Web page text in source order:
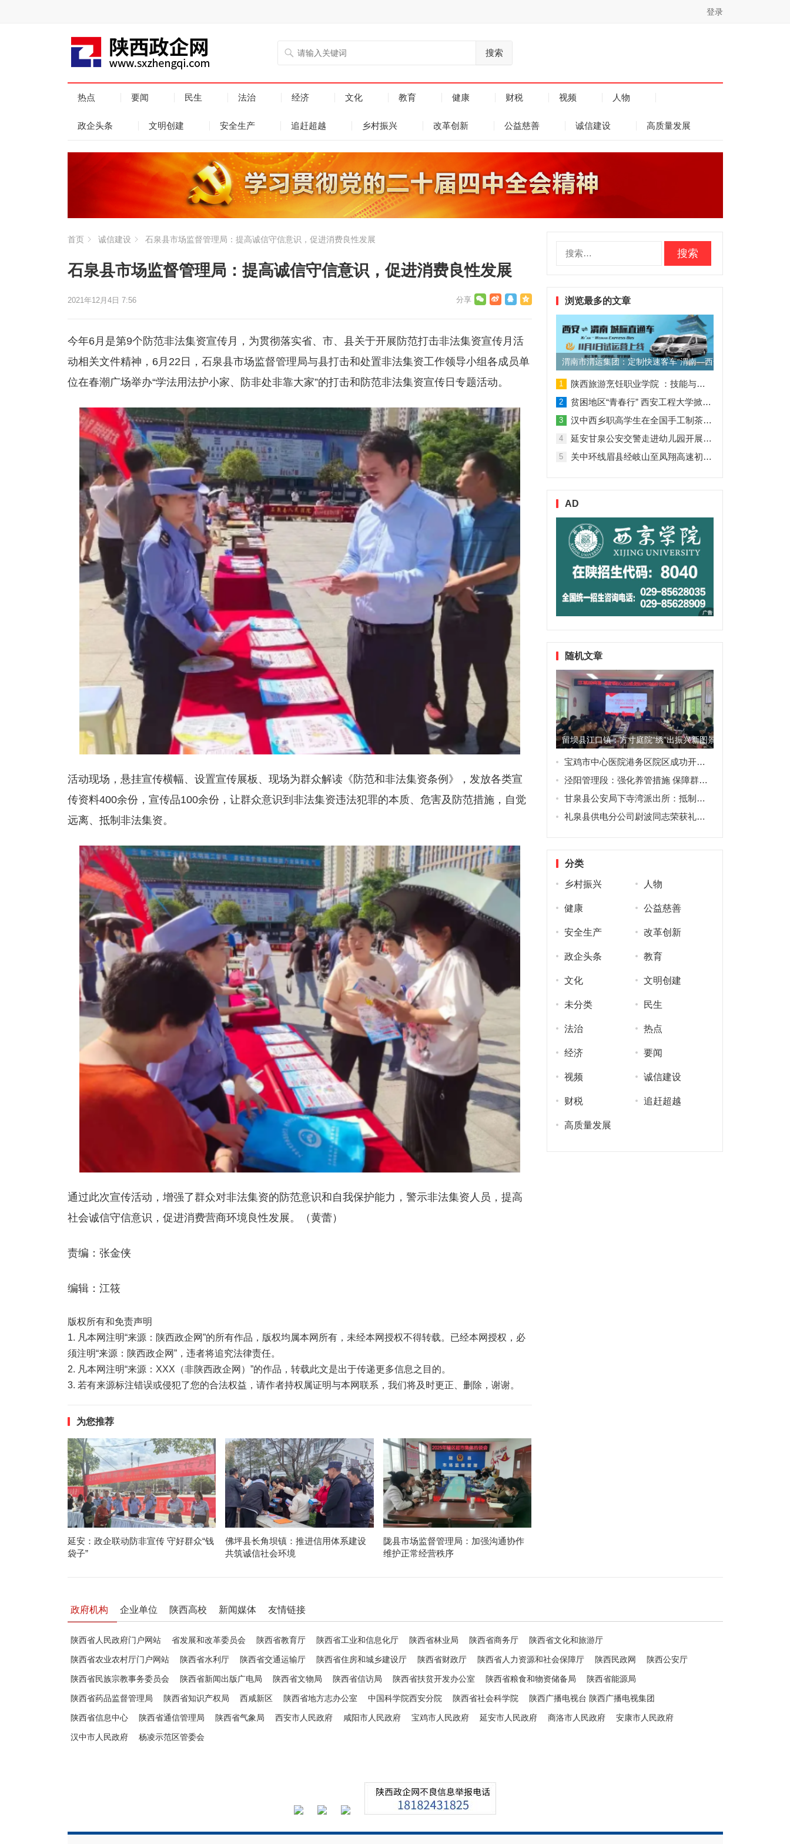
登录
搜索
热点 要闻 民生 法治 经济 文化 教育 健康 财税 视频 人物
政企头条 文明创建 安全生产 追赶超越 乡村振兴 改革创新 公益慈善 诚信建设 高质量发展
首页 诚信建设 石泉县市场监督管理局：提高诚信守信意识，促进消费良性发展
石泉县市场监督管理局：提高诚信守信意识，促进消费良性发展
2021年12月4日 7:56
今年6月是第9个防范非法集资宣传月，为贯彻落实省、市、县关于开展防范打击非法集资宣传月活
动相关文件精神，6月22日，石泉县市场监督管理局与县打击和处置非法集资工作领导小组各成员单
位在春潮广场举办“学法用法护小家、防非处非靠大家”的打击和防范非法集资宣传日专题活动。
活动现场，悬挂宣传横幅、设置宣传展板、现场为群众解读《防范和非法集资条例》，发放各类宣
传资料400余份，宣传品100余份，让群众意识到非法集资违法犯罪的本质、危害及防范措施，自觉
远离、抵制非法集资。
通过此次宣传活动，增强了群众对非法集资的防范意识和自我保护能力，警示非法集资人员，提高
社会诚信守信意识，促进消费营商环境良性发展。（黄蕾）
责编：张金侠
编辑：江筱
版权所有和免责声明
1. 凡本网注明“来源：陕西政企网”的所有作品，版权均属本网所有，未经本网授权不得转载。已经本网授权，必
须注明“来源：陕西政企网”，违者将追究法律责任。
2. 凡本网注明“来源：XXX（非陕西政企网）”的作品，转载此文是出于传递更多信息之目的。
3. 若有来源标注错误或侵犯了您的合法权益，请作者持权属证明与本网联系，我们将及时更正、删除，谢谢。
为您推荐
延安：政企联动防非宣传 守好群众“钱
袋子”
佛坪县长角坝镇：推进信用体系建设
共筑诚信社会环境
陇县市场监督管理局：加强沟通协作
维护正常经营秩序
浏览最多的文章
渭南市渭运集团：定制快速客车“渭南—西安”11月1日试运营
1 陕西旅游烹饪职业学院 ：技能与理论并行 人才与企业共赢
2 贫困地区“青春行” 西安工程大学掀起“扶贫热”
3 汉中西乡职高学生在全国手工制茶大赛中创佳绩
4 延安甘泉公安交警走进幼儿园开展交通安全专题讲座活动
5 关中环线眉县经岐山至凤翔高速初步设计获批！
AD
随机文章
留坝县江口镇：方寸庭院“绣”出振兴新图景
宝鸡市中心医院港务区院区成功开展3D打印个性化胫骨假体骨肉瘤保肢手术
泾阳管理段：强化养管措施 保障群众节假安全出行
甘泉县公安局下寺湾派出所：抵制网络谣言 净化网络空间
礼泉县供电分公司尉波同志荣获礼泉县优秀党务工作者称号
分类
乡村振兴 人物
健康 公益慈善
安全生产 改革创新
政企头条 教育
文化 文明创建
未分类 民生
法治 热点
经济 要闻
视频 诚信建设
财税 追赶超越
高质量发展
政府机构 企业单位 陕西高校 新闻媒体 友情链接
陕西省人民政府门户网站 省发展和改革委员会 陕西省教育厅 陕西省工业和信息化厅 陕西省林业局 陕西省商务厅 陕西省文化和旅游厅
陕西省农业农村厅门户网站 陕西省水利厅 陕西省交通运输厅 陕西省住房和城乡建设厅 陕西省财政厅 陕西省人力资源和社会保障厅 陕西民政网 陕西公安厅
陕西省民族宗教事务委员会 陕西省新闻出版广电局 陕西省文物局 陕西省信访局 陕西省扶贫开发办公室 陕西省粮食和物资储备局 陕西省能源局
陕西省药品监督管理局 陕西省知识产权局 西咸新区 陕西省地方志办公室 中国科学院西安分院 陕西省社会科学院 陕西广播电视台 陕西广播电视集团
陕西省信息中心 陕西省通信管理局 陕西省气象局 西安市人民政府 咸阳市人民政府 宝鸡市人民政府 延安市人民政府 商洛市人民政府 安康市人民政府
汉中市人民政府 杨凌示范区管委会